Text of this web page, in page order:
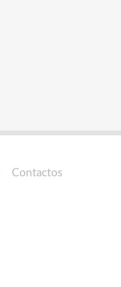
Contactos